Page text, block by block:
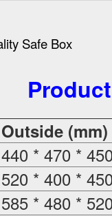
Outside (mm)
440 * 470 *
520 * 400 *
585 * 480 *